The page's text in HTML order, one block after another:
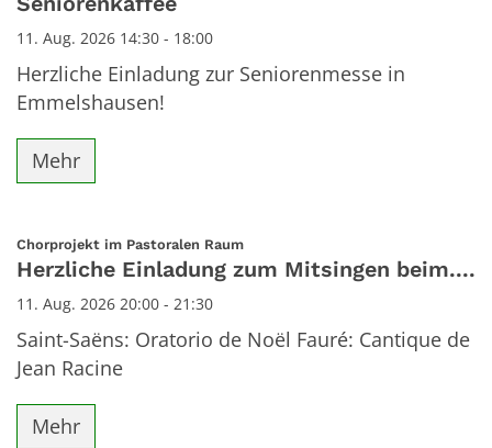
11. Aug. 2026 14:30 - 18:00
Herzliche Einladung zur Seniorenmesse in
Emmelshausen!
Mehr
Chorprojekt im Pastoralen Raum:
Herzliche Einladung zum Mitsingen beim....
11. Aug. 2026 20:00 - 21:30
Saint-Saëns: Oratorio de Noël Fauré: Cantique de
Jean Racine
Mehr